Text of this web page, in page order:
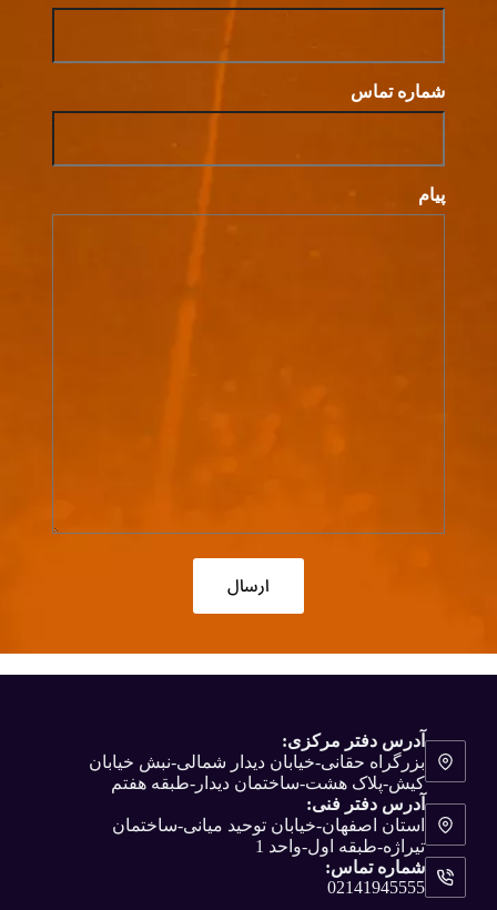
شماره تماس
پیام
آدرس دفتر مرکزی:
بزرگراه حقانی-خیابان دیدار شمالی-نبش خیابان
کیش-پلاک هشت-ساختمان دیدار-طبقه هفتم
آدرس دفتر فنی:
استان اصفهان-خیابان توحید میانی-ساختمان
تیراژه-طبقه اول-واحد 1
شماره تماس:
02141945555